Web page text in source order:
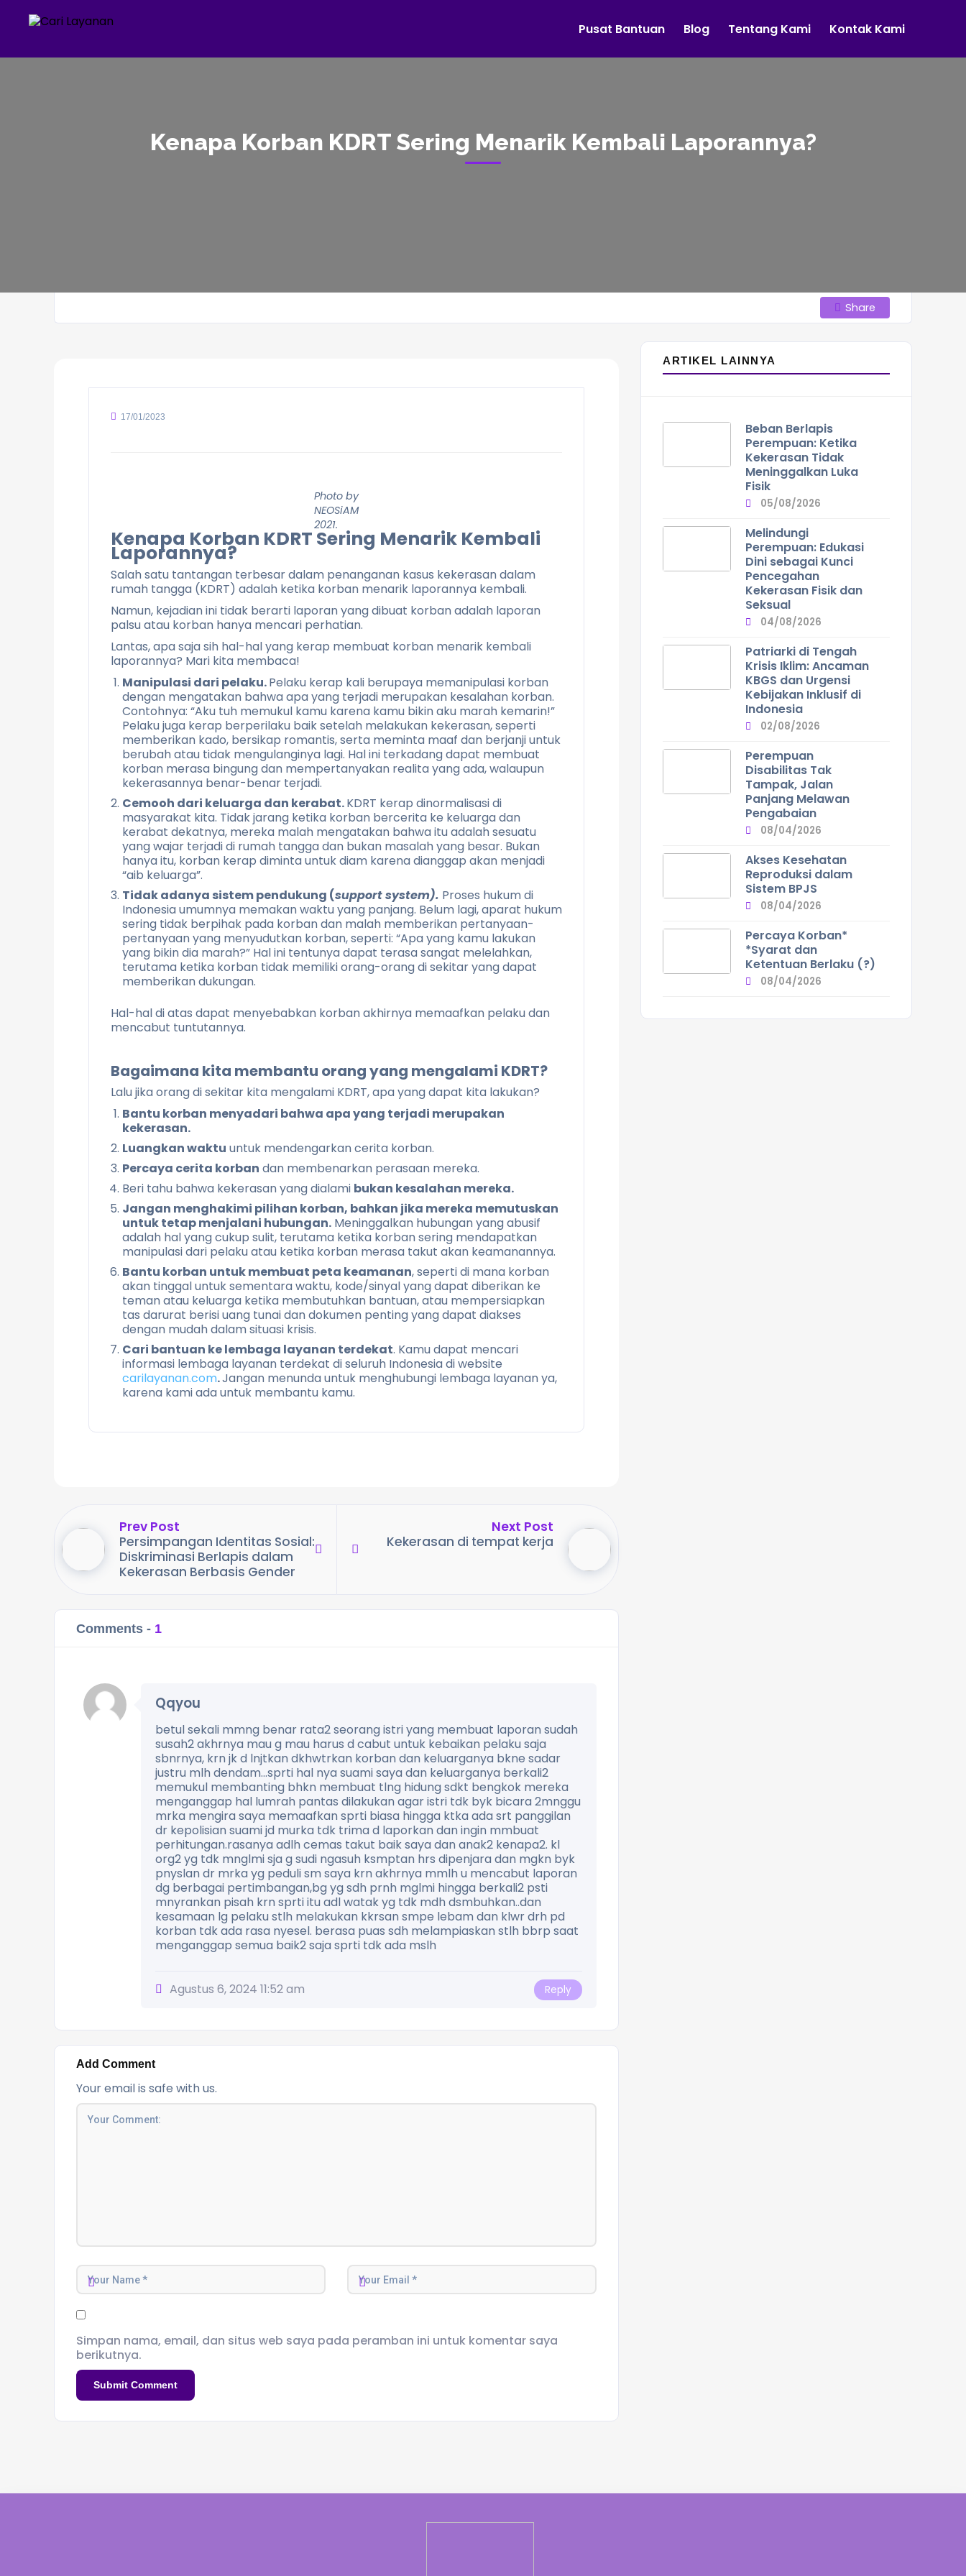
Pusat Bantuan Blog Tentang Kami Kontak Kami
Kenapa Korban KDRT Sering Menarik Kembali Laporannya?
Share
17/01/2023
Photo by
NEOSiAM
2021.
Kenapa Korban KDRT Sering Menarik Kembali
Laporannya?
Salah satu tantangan terbesar dalam penanganan kasus kekerasan dalam
rumah tangga (KDRT) adalah ketika korban menarik laporannya kembali.
Namun, kejadian ini tidak berarti laporan yang dibuat korban adalah laporan
palsu atau korban hanya mencari perhatian.
Lantas, apa saja sih hal-hal yang kerap membuat korban menarik kembali
laporannya? Mari kita membaca!
Manipulasi dari pelaku.Pelaku kerap kali berupaya memanipulasi korban
dengan mengatakan bahwa apa yang terjadi merupakan kesalahan korban.
Contohnya: “Aku tuh memukul kamu karena kamu bikin aku marah kemarin!”
Pelaku juga kerap berperilaku baik setelah melakukan kekerasan, seperti
memberikan kado, bersikap romantis, serta meminta maaf dan berjanji untuk
berubah atau tidak mengulanginya lagi. Hal ini terkadang dapat membuat
korban merasa bingung dan mempertanyakan realita yang ada, walaupun
kekerasannya benar-benar terjadi.
Cemooh dari keluarga dan kerabat.KDRT kerap dinormalisasi di
masyarakat kita. Tidak jarang ketika korban bercerita ke keluarga dan
kerabat dekatnya, mereka malah mengatakan bahwa itu adalah sesuatu
yang wajar terjadi di rumah tangga dan bukan masalah yang besar. Bukan
hanya itu, korban kerap diminta untuk diam karena dianggap akan menjadi
“aib keluarga”.
Tidak adanya sistem pendukung (support system). Proses hukum di
Indonesia umumnya memakan waktu yang panjang. Belum lagi, aparat hukum
sering tidak berpihak pada korban dan malah memberikan pertanyaan-
pertanyaan yang menyudutkan korban, seperti: “Apa yang kamu lakukan
yang bikin dia marah?” Hal ini tentunya dapat terasa sangat melelahkan,
terutama ketika korban tidak memiliki orang-orang di sekitar yang dapat
memberikan dukungan.
Hal-hal di atas dapat menyebabkan korban akhirnya memaafkan pelaku dan
mencabut tuntutannya.
Bagaimana kita membantu orang yang mengalami KDRT?
Lalu jika orang di sekitar kita mengalami KDRT, apa yang dapat kita lakukan?
Bantu korban menyadari bahwa apa yang terjadi merupakan
kekerasan.
Luangkan waktu untuk mendengarkan cerita korban.
Percaya cerita korban dan membenarkan perasaan mereka.
Beri tahu bahwa kekerasan yang dialami bukan kesalahan mereka.
Jangan menghakimi pilihan korban, bahkan jika mereka memutuskan
untuk tetap menjalani hubungan. Meninggalkan hubungan yang abusif
adalah hal yang cukup sulit, terutama ketika korban sering mendapatkan
manipulasi dari pelaku atau ketika korban merasa takut akan keamanannya.
Bantu korban untuk membuat peta keamanan, seperti di mana korban
akan tinggal untuk sementara waktu, kode/sinyal yang dapat diberikan ke
teman atau keluarga ketika membutuhkan bantuan, atau mempersiapkan
tas darurat berisi uang tunai dan dokumen penting yang dapat diakses
dengan mudah dalam situasi krisis.
Cari bantuan ke lembaga layanan terdekat. Kamu dapat mencari
informasi lembaga layanan terdekat di seluruh Indonesia di website
carilayanan.com.Jangan menunda untuk menghubungi lembaga layanan ya,
karena kami ada untuk membantu kamu.
Prev Post
Persimpangan Identitas Sosial:
Diskriminasi Berlapis dalam
Kekerasan Berbasis Gender
Next Post
Kekerasan di tempat kerja
Comments - 1
Qqyou
betul sekali mmng benar rata2 seorang istri yang membuat laporan sudah
susah2 akhrnya mau g mau harus d cabut untuk kebaikan pelaku saja
sbnrnya, krn jk d lnjtkan dkhwtrkan korban dan keluarganya bkne sadar
justru mlh dendam…sprti hal nya suami saya dan keluarganya berkali2
memukul membanting bhkn membuat tlng hidung sdkt bengkok mereka
menganggap hal lumrah pantas dilakukan agar istri tdk byk bicara 2mnggu
mrka mengira saya memaafkan sprti biasa hingga ktka ada srt panggilan
dr kepolisian suami jd murka tdk trima d laporkan dan ingin mmbuat
perhitungan.rasanya adlh cemas takut baik saya dan anak2 kenapa2. kl
org2 yg tdk mnglmi sja g sudi ngasuh ksmptan hrs dipenjara dan mgkn byk
pnyslan dr mrka yg peduli sm saya krn akhrnya mmlh u mencabut laporan
dg berbagai pertimbangan,bg yg sdh prnh mglmi hingga berkali2 psti
mnyrankan pisah krn sprti itu adl watak yg tdk mdh dsmbuhkan..dan
kesamaan lg pelaku stlh melakukan kkrsan smpe lebam dan klwr drh pd
korban tdk ada rasa nyesel. berasa puas sdh melampiaskan stlh bbrp saat
menganggap semua baik2 saja sprti tdk ada mslh
Agustus 6, 2024 11:52 am Reply
Add Comment
Your email is safe with us.
Simpan nama, email, dan situs web saya pada peramban ini untuk komentar saya
berikutnya.
ARTIKEL LAINNYA
Beban Berlapis
Perempuan: Ketika
Kekerasan Tidak
Meninggalkan Luka
Fisik
05/08/2026
Melindungi
Perempuan: Edukasi
Dini sebagai Kunci
Pencegahan
Kekerasan Fisik dan
Seksual
04/08/2026
Patriarki di Tengah
Krisis Iklim: Ancaman
KBGS dan Urgensi
Kebijakan Inklusif di
Indonesia
02/08/2026
Perempuan
Disabilitas Tak
Tampak, Jalan
Panjang Melawan
Pengabaian
08/04/2026
Akses Kesehatan
Reproduksi dalam
Sistem BPJS
08/04/2026
Percaya Korban*
*Syarat dan
Ketentuan Berlaku (?)
08/04/2026